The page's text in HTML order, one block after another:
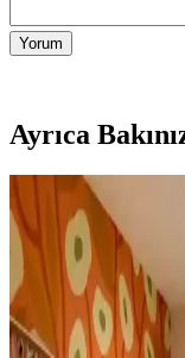
Yorum
Ayrıca
Günümüz Atma
Estetik
Atma battaniyelerde
ödün verirken, pamuk
sıcaklık sunuyor.
dengeyi ortaya koyuyor.